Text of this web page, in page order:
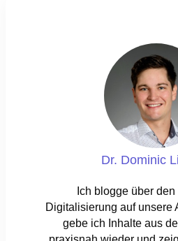
Dr. Dominic
Ich blogge über
Digitalisierung auf unsere
gebe ich Inhalte aus